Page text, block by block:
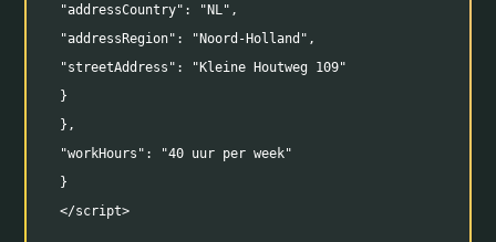
"addressCountry": "NL",
"addressRegion": "Noord-Holland",
"streetAddress": "Kleine Houtweg 109"
}
},
"workHours": "40 uur per week"
}
</script>